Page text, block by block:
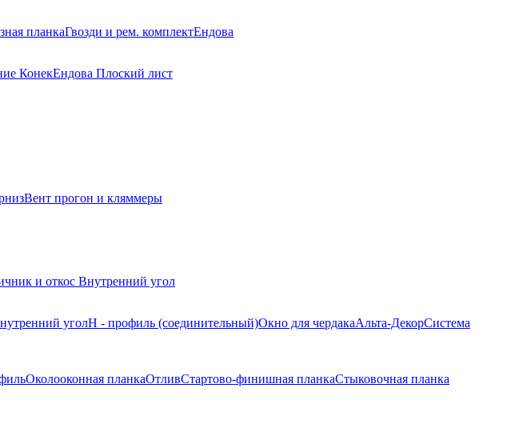
планкаГвозди и рем. комплектЕндова
КонекЕндова Плоский лист
Вент прогон и кляммеры
и откос Внутренний угол
уголH - профиль (соединительный)Окно для чердакаАльта-ДекорСистема
Околооконная планкаОтливСтартово-финишная планкаСтыковочная планка